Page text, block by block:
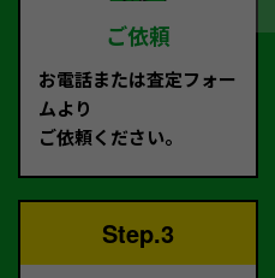
ご依頼
お電話または査定フォー
ムより
ご依頼ください。
Step.3